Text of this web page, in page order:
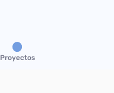
Proyectos